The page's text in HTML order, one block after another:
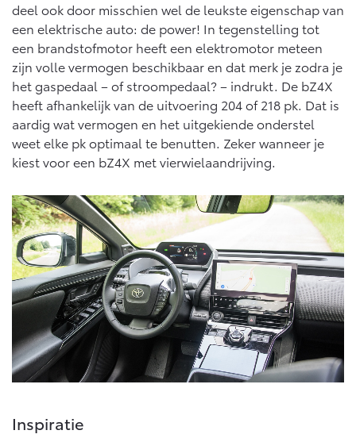
deel ook door misschien wel de leukste eigenschap van
een elektrische auto: de power! In tegenstelling tot
een brandstofmotor heeft een elektromotor meteen
zijn volle vermogen beschikbaar en dat merk je zodra je
het gaspedaal – of stroompedaal? – indrukt. De bZ4X
heeft afhankelijk van de uitvoering 204 of 218 pk. Dat is
aardig wat vermogen en het uitgekiende onderstel
weet elke pk optimaal te benutten. Zeker wanneer je
kiest voor een bZ4X met vierwielaandrijving.
Inspiratie